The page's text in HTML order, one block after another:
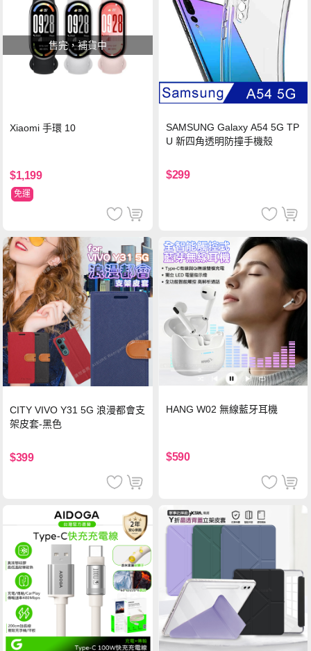
售完，補貨中
Xiaomi 手環 10
$1,199
免運
SAMSUNG Galaxy A54 5G TP
U 新四角透明防撞手機殼
$299
CITY VIVO Y31 5G 浪漫都會支
架皮套-黑色
$399
HANG W02 無線藍牙耳機
$590